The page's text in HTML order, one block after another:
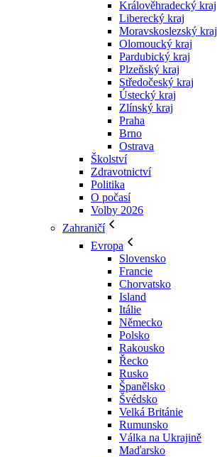
Králověhradecký kraj
Liberecký kraj
Moravskoslezský kraj
Olomoucký kraj
Pardubický kraj
Plzeňský kraj
Středočeský kraj
Ústecký kraj
Zlínský kraj
Praha
Brno
Ostrava
Školství
Zdravotnictví
Politika
O počasí
Volby 2026
Zahraničí
Evropa
Slovensko
Francie
Chorvatsko
Island
Itálie
Německo
Polsko
Rakousko
Řecko
Rusko
Španělsko
Švédsko
Velká Británie
Rumunsko
Válka na Ukrajině
Maďarsko